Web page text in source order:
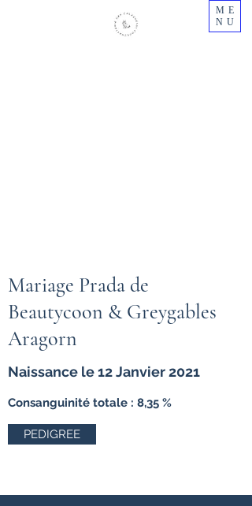
ME
NU
Mariage Prada de
Beautycoon & Greygables
Aragorn
Naissance le 12 Janvier 2021
Consanguinité totale : 8,35 %
PEDIGREE